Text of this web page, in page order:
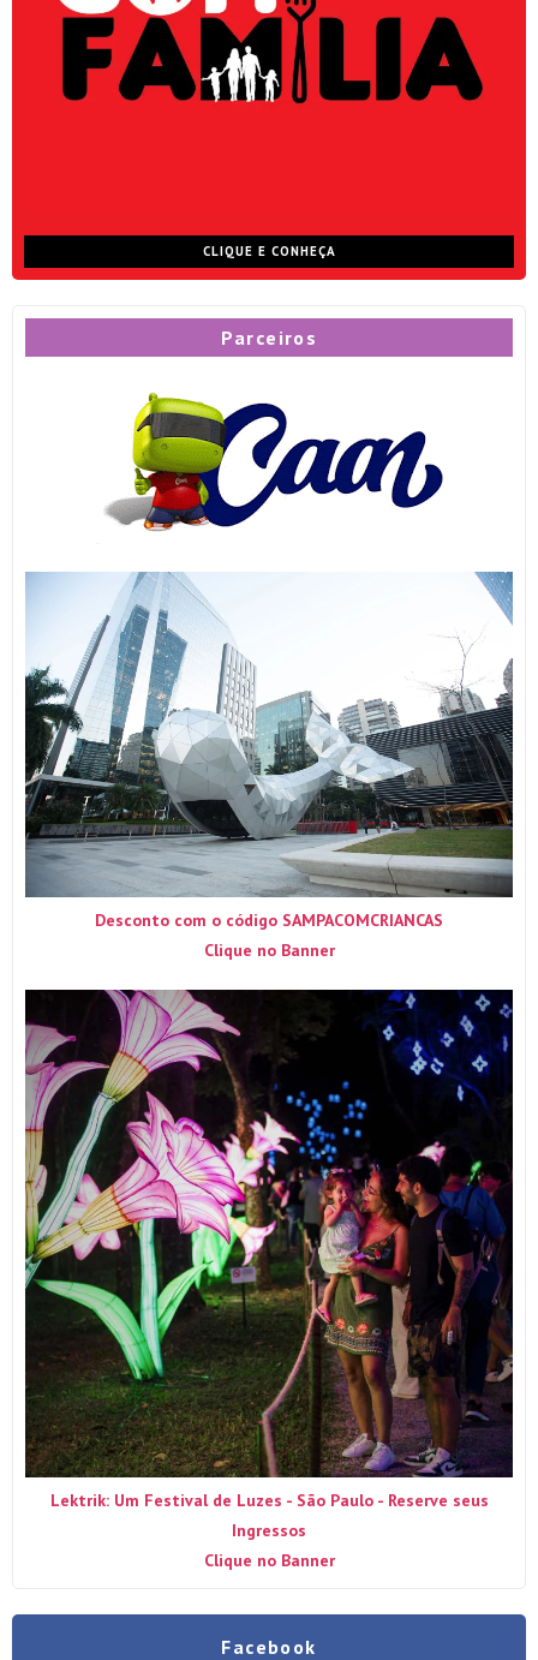
CLIQUE E CONHEÇA
Parceiros
Desconto com o código SAMPACOMCRIANCAS
Clique no Banner
Lektrik: Um Festival de Luzes - São Paulo - Reserve seus
Ingressos
Clique no Banner
Facebook